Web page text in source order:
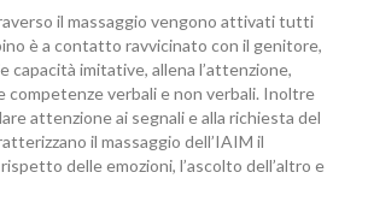
il massaggio vengono attivati tutti
è a contatto ravvicinato con il genitore,
capacità imitative, allena l’attenzione,
competenze verbali e non verbali. Inoltre
attenzione ai segnali e alla richiesta del
il massaggio dell’IAIM il
delle emozioni, l’ascolto dell’altro e